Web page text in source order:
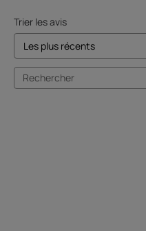
Trier les avis